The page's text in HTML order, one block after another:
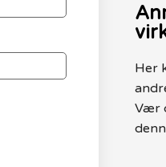
Her
Vær